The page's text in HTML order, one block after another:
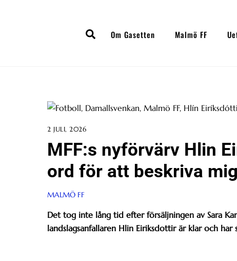
SearchOm Gasetten Malmö FF
2 JULI, 2026
MFF:s nyförvärv Hlin
ord för att beskriva
MALMÖ FF
Det tog inte lång tid efter försäljningen av Sara
landslagsanfallaren Hlin Eiriksdottir är klar och